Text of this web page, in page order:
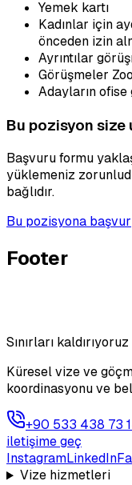
Yemek kartı
Kadınlar için
önceden izin
Ayrıntılar
Görüşmeler
Adayların
Bu pozisyon size
Başvuru formu
yüklemeniz
bağlıdır.
Bu pozisyona başvur
Footer
Sınırları kaldırıyoruz
Küresel vize ve
koordinasyonu ve
+90 533 438 73
iletişime geç
InstagramLinkedIn
Vize hizmetleri